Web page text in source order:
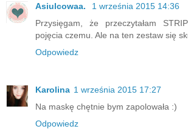
Asiulcowaa.
1 września 2015 14:36
Przysięgam, że przeczytałam
pojęcia czemu. Ale na ten zestaw się
Odpowiedz
Karolina 1 września 2015 17:27
Na maskę chętnie bym zapolowała :)
Odpowiedz